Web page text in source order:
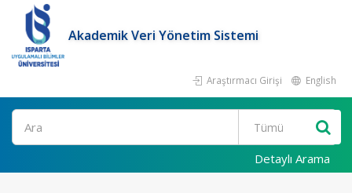
Akademik Veri Yönetim Sistemi
Araştırmacı Girişi English
Ara
Detaylı Arama